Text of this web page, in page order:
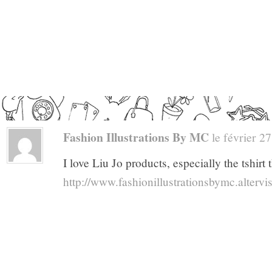
Fashion Illustrations By MC le février
I love Liu Jo products, especially the tshirt
http://